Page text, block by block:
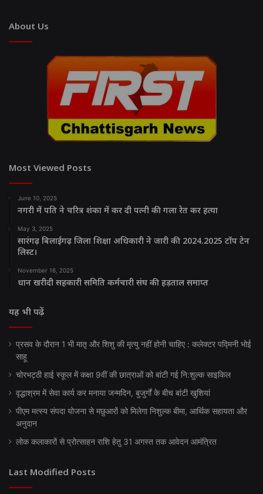
About Us
Most Viewed Posts
June 10, 2025
नगरी में पति ने चरित्र शंका में कर दी पत्नी की गला रेत कर हत्या
May 3, 2025
सारंगढ़ बिलाईगढ़ जिला शिक्षा अधिकारी ने जारी की 2024.2025 टॉप टेन
लिस्ट।
November 16, 2025
धान खरीदी सहकारी समिति कर्मचारी संघ की हड़ताल समाप्त
यह भी पढ़ें
प्रसव के दौरान 1 भी मातृ और शिशु की मृत्यु नहीं होनी चाहिए : कलेक्टर पद्मिनी भोई
साहू
चोरभट्ठी हाई स्कूल में कक्षा 9वीं की छात्राओं को बांटी गई नि:शुल्क साइकिल
वृद्धाश्रम में सेवा कार्य कर मनाया जन्मदिन, बुजुर्गों के बीच बांटी खुशियां
पीएम मत्स्य संपदा योजना से मछुआरों को मिलेगा निशुल्क बीमा, आर्थिक सहायता और
अनुदान
लोक कलाकारों से प्रोत्साहन राशि हेतु 31 अगस्त तक आवेदन आमंत्रित
Last Modified Posts